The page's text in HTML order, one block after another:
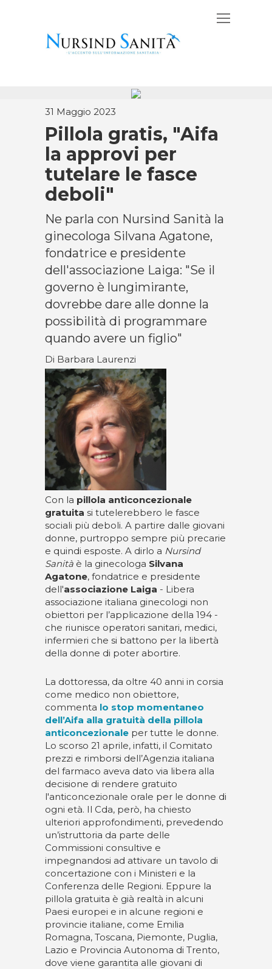
31 Maggio 2023
Pillola gratis, "Aifa
la approvi per
tutelare le fasce
deboli"
Ne parla con Nursind Sanità la
ginecologa Silvana Agatone,
fondatrice e presidente
dell'associazione Laiga: "Se il
governo è lungimirante,
dovrebbe dare alle donne la
possibilità di programmare
quando avere un figlio"
Di Barbara Laurenzi
Con la pillola anticoncezionale
gratuita si tutelerebbero le fasce
sociali più deboli. A partire dalle giovani
donne, purtroppo sempre più precarie
e quindi esposte. A dirlo a Nursind
Sanità è la ginecologa Silvana
Agatone, fondatrice e presidente
dell'associazione Laiga - Libera
associazione italiana ginecologi non
obiettori per l’applicazione della 194 -
che riunisce operatori sanitari, medici,
infermieri che si battono per la libertà
della donne di poter abortire.
La dottoressa, da oltre 40 anni in corsia
come medico non obiettore,
commenta lo stop momentaneo
dell’Aifa alla gratuità della pillola
anticoncezionale per tutte le donne.
Lo scorso 21 aprile, infatti, il Comitato
prezzi e rimborsi dell’Agenzia italiana
del farmaco aveva dato via libera alla
decisione di rendere gratuito
l'anticoncezionale orale per le donne di
ogni età. Il Cda, però, ha chiesto
ulteriori approfondimenti, prevedendo
un’istruttoria da parte delle
Commissioni consultive e
impegnandosi ad attivare un tavolo di
concertazione con i Ministeri e la
Conferenza delle Regioni. Eppure la
pillola gratuita è già realtà in alcuni
Paesi europei e in alcune regioni e
provincie italiane, come Emilia
Romagna, Toscana, Piemonte, Puglia,
Lazio e Provincia Autonoma di Trento,
dove viene garantita alle giovani di